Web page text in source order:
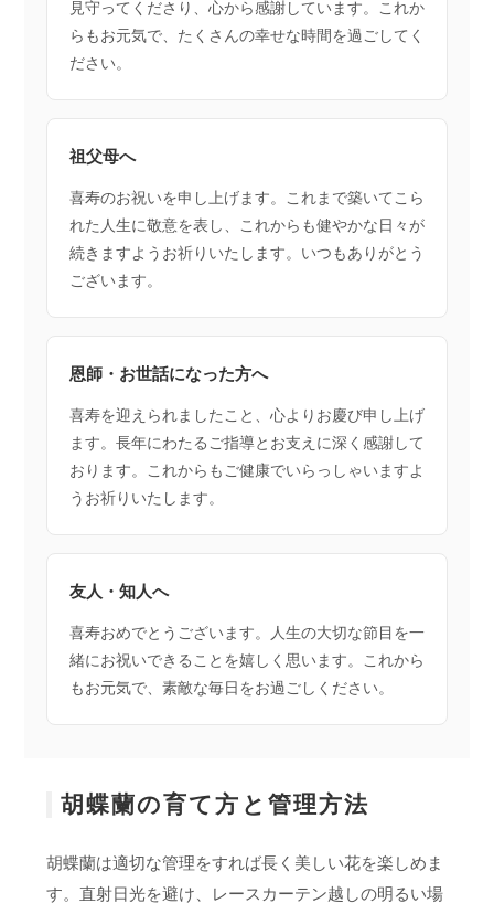
見守ってくださり、心から感謝しています。これか
らもお元気で、たくさんの幸せな時間を過ごしてく
ださい。
祖父母へ
喜寿のお祝いを申し上げます。これまで築いてこら
れた人生に敬意を表し、これからも健やかな日々が
続きますようお祈りいたします。いつもありがとう
ございます。
恩師・お世話になった方へ
喜寿を迎えられましたこと、心よりお慶び申し上げ
ます。長年にわたるご指導とお支えに深く感謝して
おります。これからもご健康でいらっしゃいますよ
うお祈りいたします。
友人・知人へ
喜寿おめでとうございます。人生の大切な節目を一
緒にお祝いできることを嬉しく思います。これから
もお元気で、素敵な毎日をお過ごしください。
胡蝶蘭の育て方と管理方法
胡蝶蘭は適切な管理をすれば長く美しい花を楽しめま
す。直射日光を避け、レースカーテン越しの明るい場